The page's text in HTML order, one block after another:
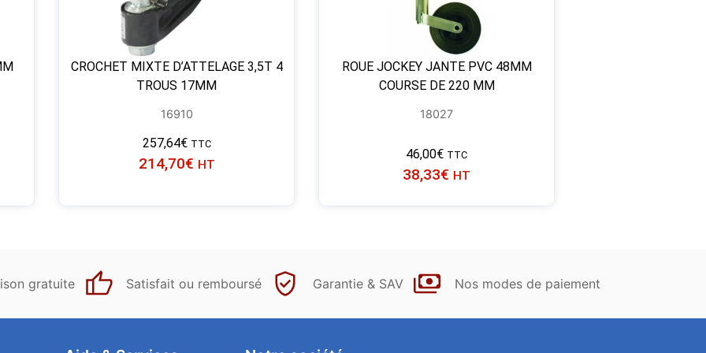
CROCHET MIXTE D’ATTELAGE 3,5T 4
TROUS 17MM
16910
257,64€ TTC
214,70€ HT
ROUE JOCKEY JANTE PVC 48MM
COURSE DE 220 MM
18027
46,00€ TTC
38,33€ HT
gratuite Satisfait ou remboursé Garantie & SAV Nos modes de paiement